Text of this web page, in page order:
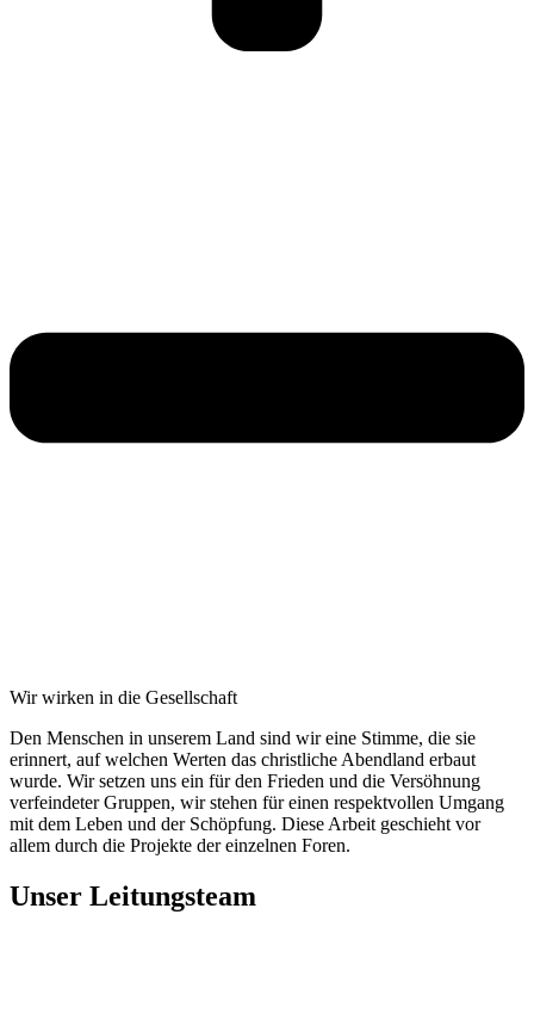
Wir wirken in die Gesellschaft
Den Menschen in unserem Land sind wir eine Stimme, die sie
erinnert, auf welchen Werten das christliche Abendland erbaut
wurde. Wir setzen uns ein für den Frieden und die Versöhnung
verfeindeter Gruppen, wir stehen für einen respektvollen Umgang
mit dem Leben und der Schöpfung. Diese Arbeit geschieht vor
allem durch die Projekte der einzelnen Foren.
Unser Leitungsteam